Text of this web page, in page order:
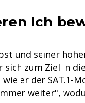
Ich
und seiner
zum Ziel in
er der SAT.1-
weiter",